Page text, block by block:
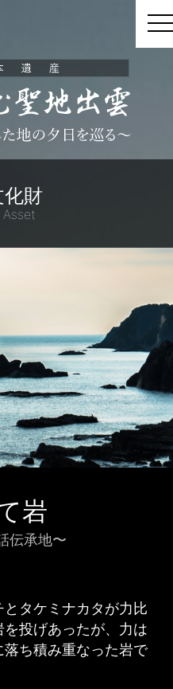
化財
岩
伝承地〜
タケミナカタが力比
投げあったが、力は
ち積み重なった岩で